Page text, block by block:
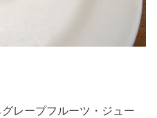
レープフルーツ・ジュー